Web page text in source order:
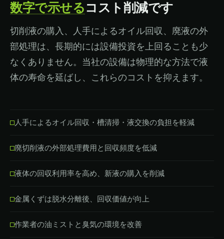
数字で示せるコスト削減です
切削液の購入、人手によるオイル回収、廃液の外
部処理は、長期的には設備投資を上回ることも少
なくありません。当社の設備は物理的な方法で液
体の寿命を延ばし、これらのコストを抑えます。
人手によるオイル回収・槽清掃・液交換の負担を軽減
廃切削液の外部処理費用と回収頻度を低減
液体の回収利用率を高め、新液の購入を削減
金属くずは脱水分離後、回収価値が向上
作業者の油ミストと臭気の環境を改善